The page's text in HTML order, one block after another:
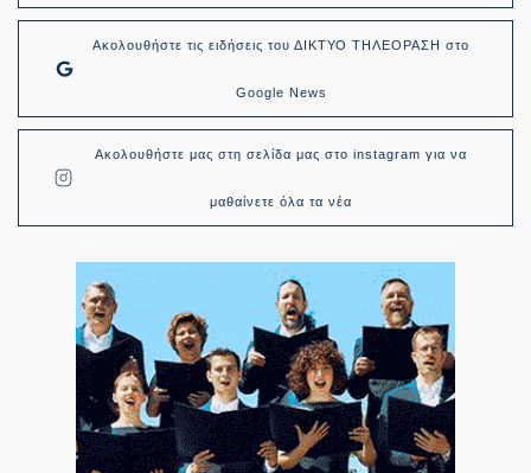
Ακολουθήστε τις ειδήσεις του ΔΙΚΤΥΟ ΤΗΛΕΟΡΑΣΗ στο
Google News
Ακολουθήστε μας στη σελίδα μας στο instagram για να
μαθαίνετε όλα τα νέα